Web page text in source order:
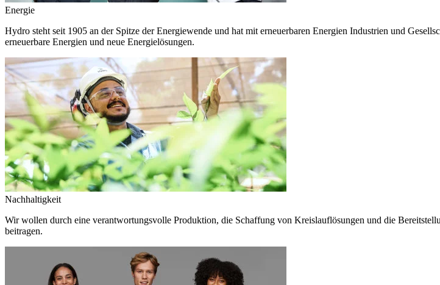
Energie
Hydro steht seit 1905 an der Spitze der Energiewende und hat mit erneuerbaren Energien Industrien und
erneuerbare Energien und neue Energielösungen.
Nachhaltigkeit
Wir wollen durch eine verantwortungsvolle Produktion, die Schaffung von Kreislauflösungen und die
beitragen.